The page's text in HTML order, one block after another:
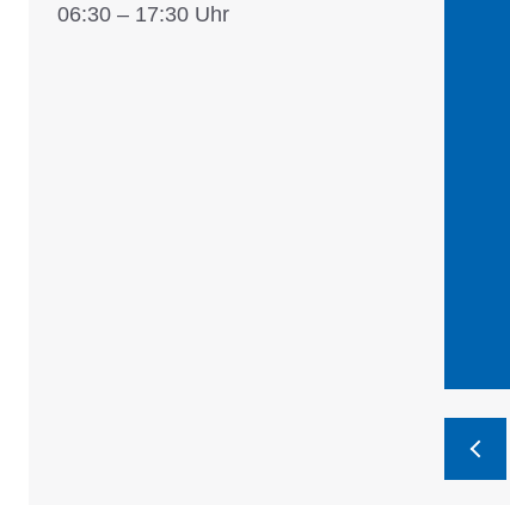
06:30 – 17:30 Uhr